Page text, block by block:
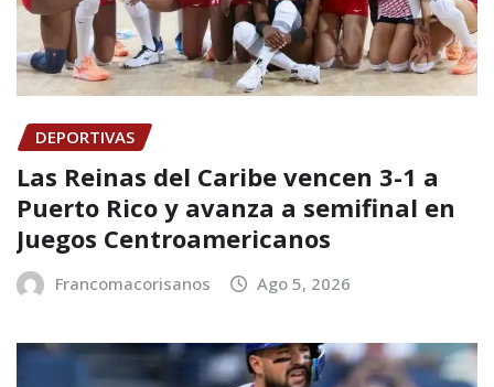
DEPORTIVAS
Las Reinas del Caribe vencen 3-1 a
Puerto Rico y avanza a semifinal en
Juegos Centroamericanos
Francomacorisanos Ago 5, 2026